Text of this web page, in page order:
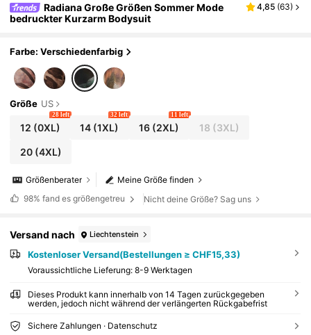
Radiana Große Größen Sommer Mode
bedruckter Kurzarm Bodysuit
4,85 (63)
Farbe: Verschiedenfarbig
Größe US
12 (0XL)
28 left
14 (1XL)
32 left
16(2XL)
11 left
18 (3XL)
20(4XL)
Meine Größe finden
Größenberater
98% fand es größengetreu Nicht deine Größe? Sag uns
Versand nach Liechtenstein
Kostenloser Versand(Bestellungen ≥ CHF15,33)
Voraussichtliche Lieferung: 8-9 Werktagen
Dieses Produkt kann innerhalb von 14 Tagen zurückgegeben
werden, jedoch nicht während der verlängerten Rückgabefrist
Sichere Zahlungen · Datenschutz